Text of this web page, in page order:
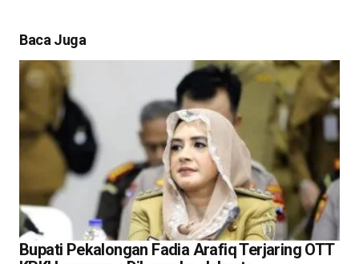
Baca Juga
Bupati Pekalongan Fadia Arafiq Terjaring OTT